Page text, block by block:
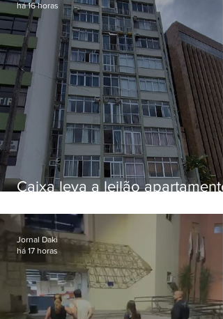
Caixa leva a leilão apartamento
Botafogo
há 16 horas
Jornal Daki
há 17 horas